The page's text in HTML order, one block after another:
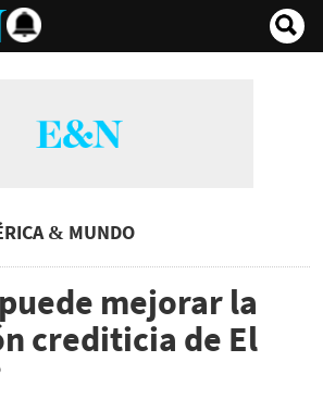
& MUNDO
mejorar la
crediticia de El